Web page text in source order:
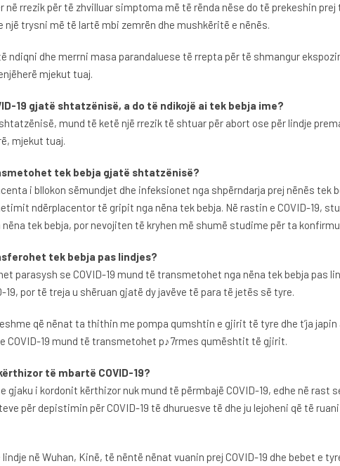
në rrezik për të zhvilluar simptoma më të rënda nëse do të prekeshin
trysni më të lartë mbi zemrën dhe mushkëritë e nënës.
ndiqni dhe merrni masa parandaluese të rrepta për të shmangur
mjekut tuaj.
19 gjatë shtatzënisë, a do të ndikojë ai tek bebja ime?
mund të ketë një rrezik të shtuar për abort ose për lindje
mjekut tuaj.
tek bebja gjatë shtatzënisë?
i bllokon sëmundjet dhe infeksionet nga shpërndarja prej nënës tek
ndërplacentor të gripit nga nëna tek bebja. Në rastin e COVID-19,
tek bebja, por nevojiten të kryhen më shumë studime për ta
tek bebja pas lindjes?
parasysh se COVID-19 mund të transmetohet nga nëna tek bebja
19, por të treja u shëruan gjatë dy javëve të para të jetës së tyre.
që nënat ta thithin me pompa qumshtin e gjirit të tyre dhe t’ja
COVID-19 mund të transmetohet p♪7rmes qumështit të gjirit.
të mbartë COVID-19?
i kordonit kërthizor nuk mund të përmbajë COVID-19, edhe në
për depistimin për COVID-19 të dhuruesve të dhe ju lejoheni që të
në Wuhan, Kinë, të nëntë nënat vuanin prej COVID-19 dhe bebet e